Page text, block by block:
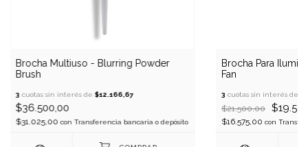
Brocha Multiuso - Blurring Powder
Brush
3 cuotas sin interés de $12.166,67
$36.500,00
$31.025,00con Transferencia bancaria o depósito
Brocha Para
Fan
3 cuotas sin interés de
$21.500,00
$16.575,00 con